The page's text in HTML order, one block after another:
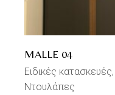
MALLE 04
Ειδικές κατασκευές
Ντουλάπες